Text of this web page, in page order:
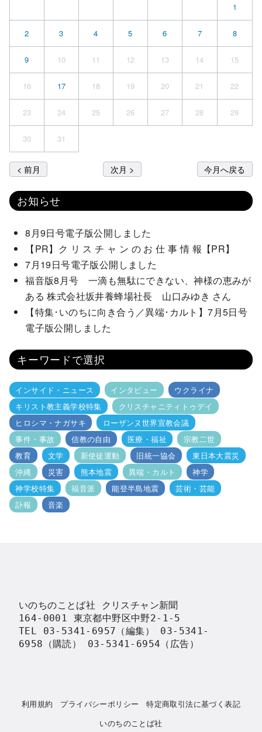
1
2 3 4 5 6 7 8
9 10 11 12 13 14 15
16 17 18 19 20 21 22
23 24 25 26 27 28 29
30 31
< 前月 次月 > 今月へ戻る
お知らせ
8月9日号電子版公開しました
【PR】ク リ ス チ ャ ン の お 仕 事 情 報【PR】
7月19日号電子版公開しました
福音版8月号 一滴も無駄にできない、神様の恵みが
ある 株式会社坂井養蜂場社長 山口みゆき さん
【特集･いのちに向き合う／異端･カルト】7月5日号
電子版公開しました
キーワードで選択
インサイド・ニュース インタビュー
ウクライナ
キリスト教主義学校特集
クリスチャニティトゥデイ
ヒロシマ・ナガサキ
ローザンヌ世界宣教会議
事件・事故
信教の自由 医療・福祉
宗教二世
教育
文学 新使徒運動 旧統一協会
東日本大震災
沖縄
災害 熊本地震 異端・カルト
神学
神学校特集
福音派 能登半島地震
芸術・芸能
訃報
音楽
いのちのことば社 クリスチャン新聞
164-0001 東京都中野区中野2-1-5
TEL 03-5341-6957（編集） 03-5341-
6958（購読） 03-5341-6954（広告）
利用規約 プライバシーポリシー
特定商取引法に基づく表記
いのちのことば社